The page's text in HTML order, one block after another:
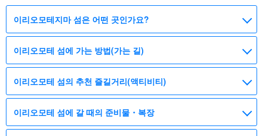
이리오모테지마 섬은 어떤 곳인가요?
이리오모테 섬에 가는 방법(가는 길)
이리오모테 섬의 추천 즐길거리(액티비티)
이리오모테 섬에 갈 때의 준비물・복장